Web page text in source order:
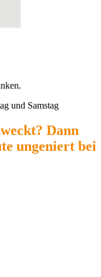
und Samstag
Dann
ungeniert bei